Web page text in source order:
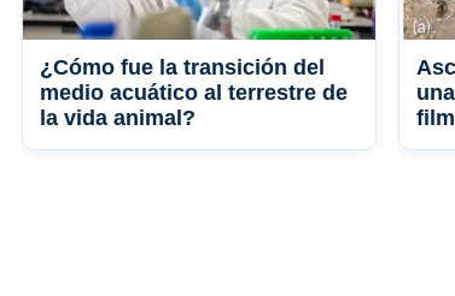
¿Cómo fue la transición del
medio acuático al terrestre de
la vida animal?